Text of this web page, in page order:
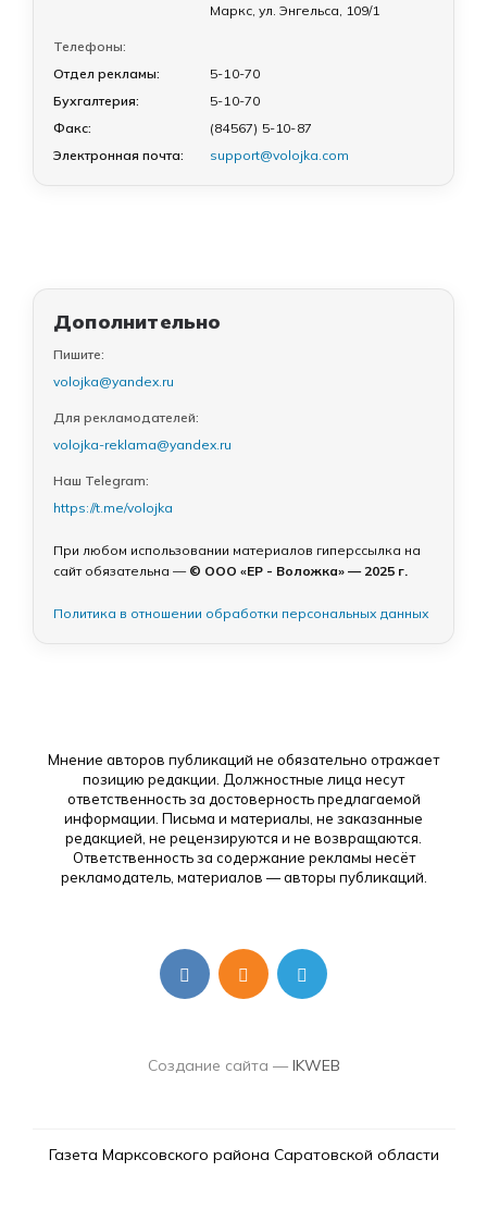
Маркс, ул. Энгельса, 109/1
Телефоны:
Отдел рекламы:
5-10-70
Бухгалтерия:
5-10-70
Факс:
(84567) 5-10-87
Электронная почта:
support@volojka.com
Дополнительно
Пишите:
volojka@yandex.ru
Для рекламодателей:
volojka-reklama@yandex.ru
Наш Telegram:
https://t.me/volojka
При любом использовании материалов гиперссылка на
сайт обязательна — © ООО «ЕР - Воложка» — 2025 г.
Политика в отношении обработки персональных данных
Мнение авторов публикаций не обязательно отражает
позицию редакции. Должностные лица несут
ответственность за достоверность предлагаемой
информации. Письма и материалы, не заказанные
редакцией, не рецензируются и не возвращаются.
Ответственность за содержание рекламы несёт
рекламодатель, материалов — авторы публикаций.
Создание сайта — IKWEB
Газета Марксовского района Саратовской области